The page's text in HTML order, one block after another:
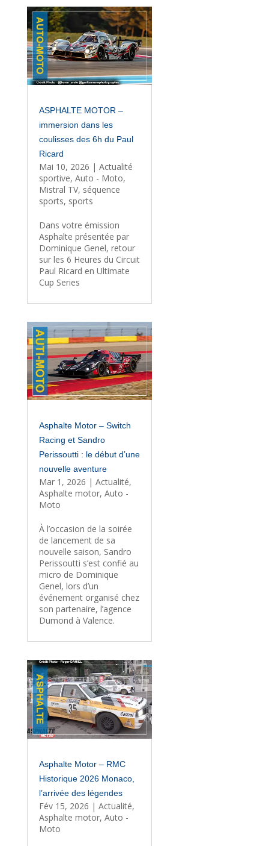
ASPHALTE MOTOR –
immersion dans les
coulisses des 6h du Paul
Ricard
Mai 10, 2026 | Actualité
sportive, Auto - Moto,
Mistral TV, séquence
sports, sports
Dans votre émission
Asphalte présentée par
Dominique Genel, retour
sur les 6 Heures du Circuit
Paul Ricard en Ultimate
Cup Series
Asphalte Motor – Switch
Racing et Sandro
Perissoutti : le début d’une
nouvelle aventure
Mar 1, 2026 | Actualité,
Asphalte motor, Auto -
Moto
À l’occasion de la soirée
de lancement de sa
nouvelle saison, Sandro
Perissoutti s’est confié au
micro de Dominique
Genel, lors d’un
événement organisé chez
son partenaire, l’agence
Dumond à Valence.
Asphalte Motor – RMC
Historique 2026 Monaco,
l’arrivée des légendes
Fév 15, 2026 | Actualité,
Asphalte motor, Auto -
Moto